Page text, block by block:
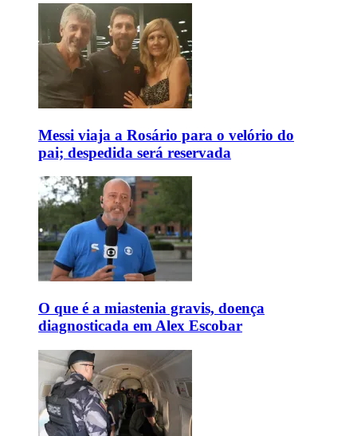
Messi viaja a Rosário para o velório do
pai; despedida será reservada
O que é a miastenia gravis, doença
diagnosticada em Alex Escobar